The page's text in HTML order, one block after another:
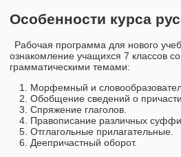
Особенности курса
Рабочая программа для нового
ознакомление учащихся 7 классов
грамматическими темами:
Морфемный и
Обобщение сведений о
Спряжение глаголов.
Правописание различных
Отглагольные прилагательные.
Деепричастный оборот.